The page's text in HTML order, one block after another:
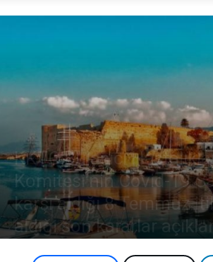
Ticaret
Odası
KKTC Bulaşıcı
Komitesi’nin Covid-19
karşı aldığı 8 Temmuz
aldığı son kararlar